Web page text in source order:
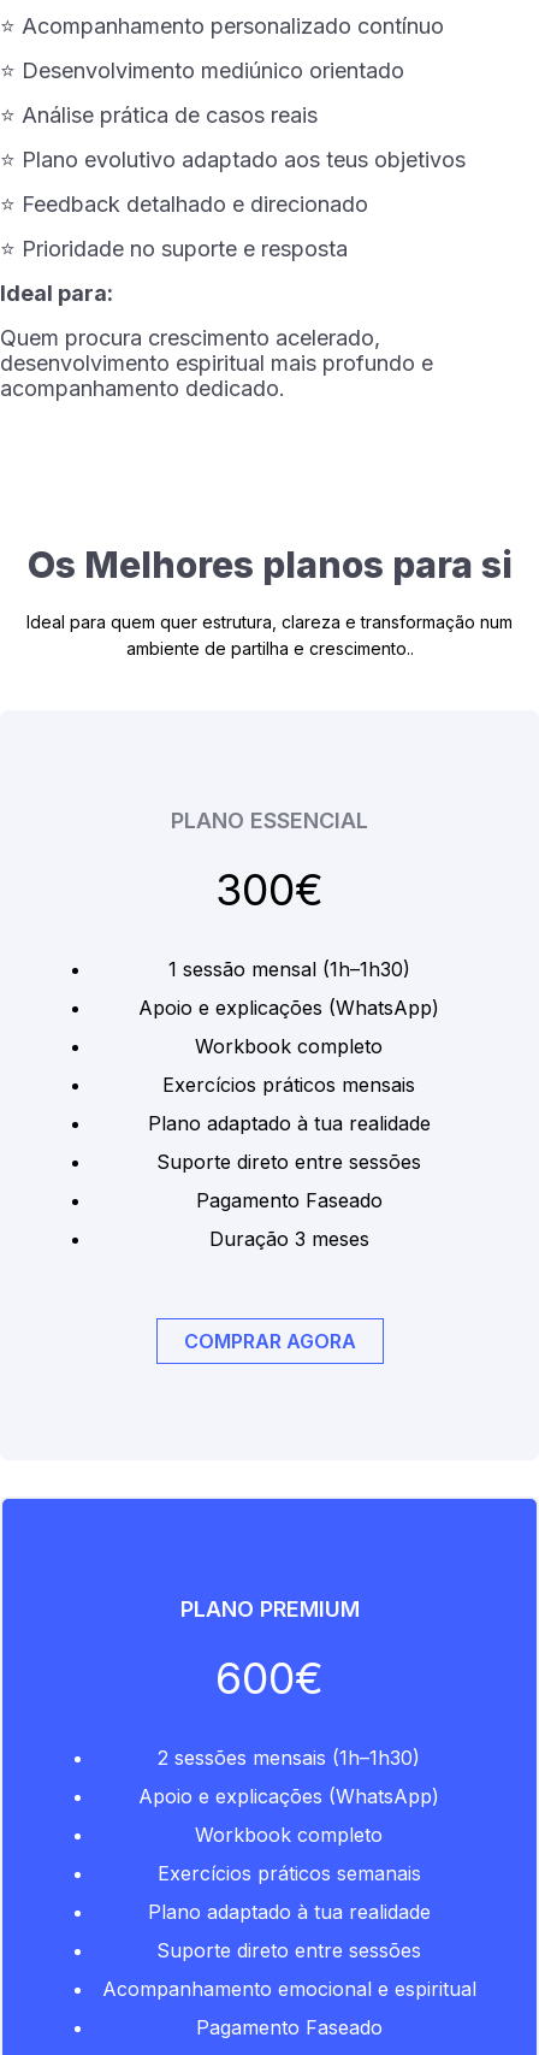
⭐ Acompanhamento personalizado contínuo
⭐ Desenvolvimento mediúnico orientado
⭐ Análise prática de casos reais
⭐ Plano evolutivo adaptado aos teus objetivos
⭐ Feedback detalhado e direcionado
⭐ Prioridade no suporte e resposta
Ideal para:
Quem procura crescimento acelerado,
desenvolvimento espiritual mais profundo e
acompanhamento dedicado.
Os Melhores planos para si
Ideal para quem quer estrutura, clareza e transformação num
ambiente de partilha e crescimento..
PLANO ESSENCIAL
300€
1 sessão mensal (1h–1h30)
Apoio e explicações (WhatsApp)
Workbook completo
Exercícios práticos mensais
Plano adaptado à tua realidade
Suporte direto entre sessões
Pagamento Faseado
Duração 3 meses
COMPRAR AGORA
PLANO PREMIUM
600€
2 sessões mensais (1h–1h30)
Apoio e explicações (WhatsApp)
Workbook completo
Exercícios práticos semanais
Plano adaptado à tua realidade
Suporte direto entre sessões
Acompanhamento emocional e espiritual
Pagamento Faseado